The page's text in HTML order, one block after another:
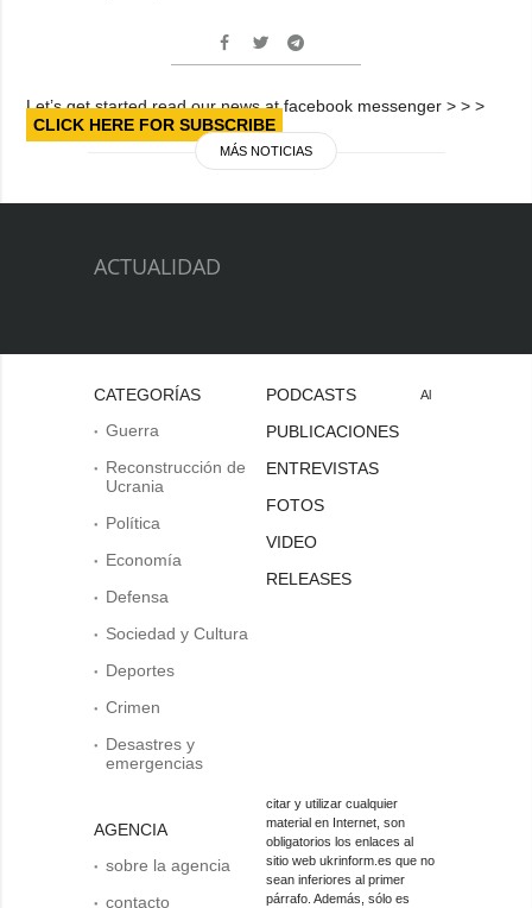
Let’s get started read our news at facebook messenger > > >
CLICK HERE FOR SUBSCRIBE
MÁS NOTICIAS
ACTUALIDAD
CATEGORÍAS
Guerra
Reconstrucción de
Ucrania
Política
Economía
Defensa
Sociedad y Cultura
Deportes
Crimen
Desastres y
emergencias
AGENCIA
sobre la agencia
contacto
PODCASTS
PUBLICACIONES
ENTREVISTAS
FOTOS
VIDEO
RELEASES
Al
citar y utilizar cualquier
material en Internet, son
obligatorios los enlaces al
sitio web ukrinform.es que no
sean inferiores al primer
párrafo. Además, sólo es